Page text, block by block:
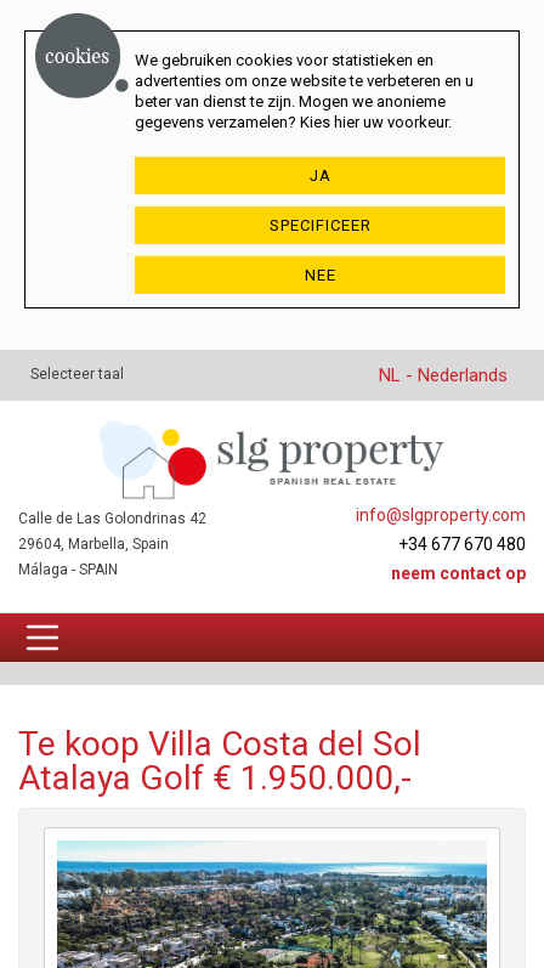
We gebruiken cookies voor statistieken en
advertenties om onze website te verbeteren en u
beter van dienst te zijn. Mogen we anonieme
gegevens verzamelen? Kies hier uw voorkeur.
JA
SPECIFICEER
NEE
Selecteer taal NL - Nederlands
info@slgproperty.com
+34 677 670 480
neem contact op
Calle de Las Golondrinas 42
29604, Marbella, Spain
Málaga - SPAIN
Te koop Villa Costa del Sol
Atalaya Golf € 1.950.000,-